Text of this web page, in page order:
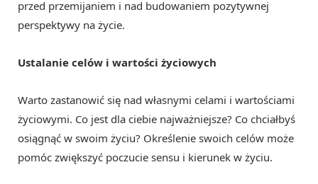
przed przemijaniem i nad budowaniem pozytywnej
perspektywy na życie.
Ustalanie celów i wartości życiowych
Warto zastanowić się nad własnymi celami i wartościami
życiowymi. Co jest dla ciebie najważniejsze? Co chciałbyś
osiągnąć w swoim życiu? Określenie swoich celów może
pomóc zwiększyć poczucie sensu i kierunek w życiu.